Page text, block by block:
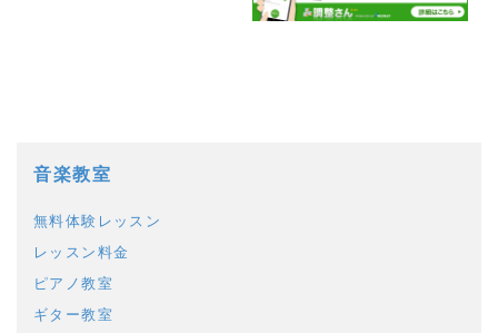
音楽教室
無料体験レッスン
レッスン料金
ピアノ教室
ギター教室